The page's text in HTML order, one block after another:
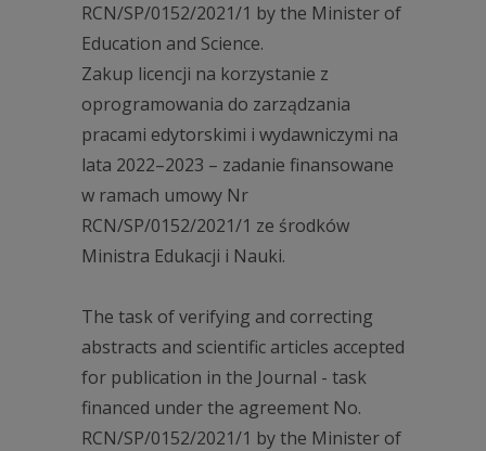
RCN/SP/0152/2021/1 by the Minister of
Education and Science.
Zakup licencji na korzystanie z
oprogramowania do zarządzania
pracami edytorskimi i wydawniczymi na
lata 2022–2023 – zadanie finansowane
w ramach umowy Nr
RCN/SP/0152/2021/1 ze środków
Ministra Edukacji i Nauki.
The task of verifying and correcting
abstracts and scientific articles accepted
for publication in the Journal - task
financed under the agreement No.
RCN/SP/0152/2021/1 by the Minister of